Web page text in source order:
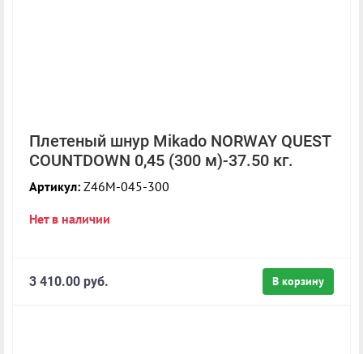
Плетеный шнур Mikado NORWAY QUEST
COUNTDOWN 0,45 (300 м)-37.50 кг.
Артикул: Z46M-045-300
Нет в наличии
В корзину
3 410.00 руб.